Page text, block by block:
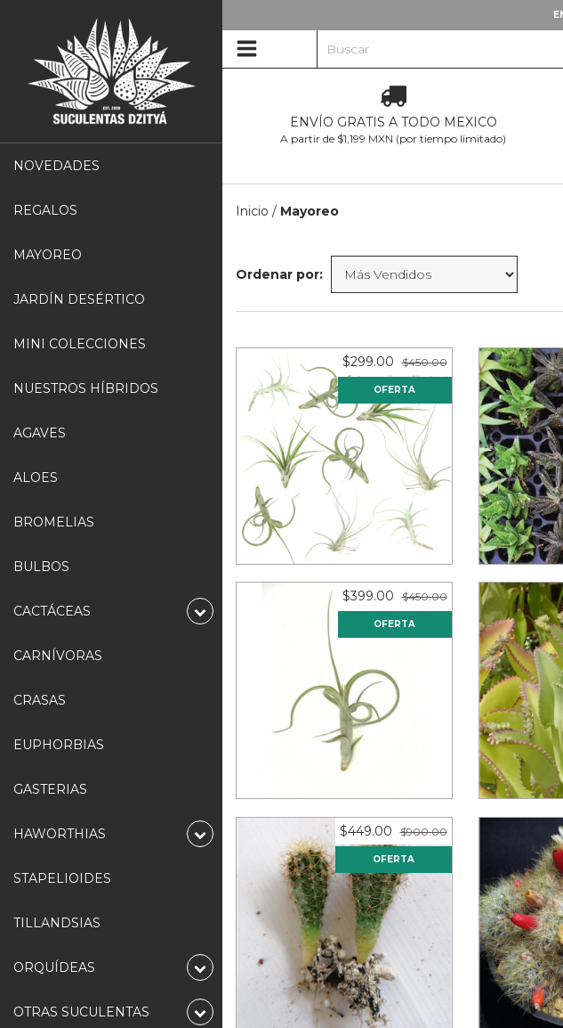
NOVEDADES
REGALOS
MAYOREO
JARDÍN DESÉRTICO
MINI COLECCIONES
NUESTROS HÍBRIDOS
AGAVES
ALOES
BROMELIAS
BULBOS
CACTÁCEAS
CARNÍVORAS
CRASAS
EUPHORBIAS
GASTERIAS
HAWORTHIAS
STAPELIOIDES
TILLANDSIAS
ORQUÍDEAS
OTRAS SUCULENTAS
ENVÍO GRATIS A TODO MEXICO
A partir de $1,199 MXN (por tiempo limitado)
Inicio / Mayoreo
Ordenar por:
$299.00 $450.00
OFERTA
Surtido de 10 Tillandsias 2-3"
12meses sin intereses de
$24.92
50
12
$399.00 $450.00
OFERTA
Tillandsia schubertii (10
piezas)
meses sin intereses de
$449.00 $900.00
OFERTA
20 cactus surtidos de 2"
meses sin intereses de
$37.42
12